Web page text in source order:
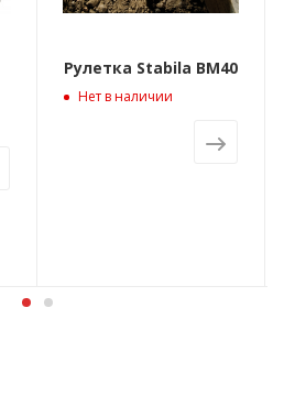
Рулетка Stabila BM40
Нет в наличии